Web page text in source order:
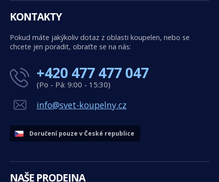
KONTAKTY
Pokud máte jakýkoliv dotaz z oblasti koupelen, nebo se
chcete jen poradit, obraťte se na nás:
+420 477 477 047
(Po - Pá: 9:00 - 15:30)
info@svet-koupelny.cz
Doručení pouze v České republice
NAŠE PRODEJNA